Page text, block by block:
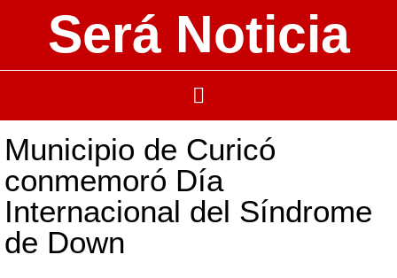
Será Noticia
Municipio de Curicó
conmemoró Día
Internacional del Síndrome
de Down